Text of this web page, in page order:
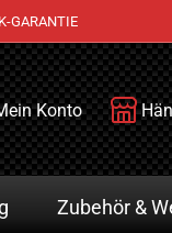
GARANTIE
Konto
Zubehör &